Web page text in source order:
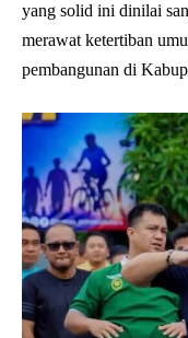
yang solid ini dinilai
merawat ketertiban
pembangunan di